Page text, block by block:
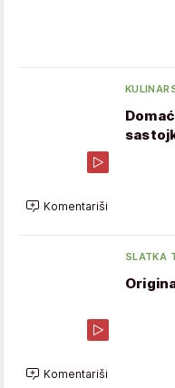
Komentariši
SLATKA
Komentariši